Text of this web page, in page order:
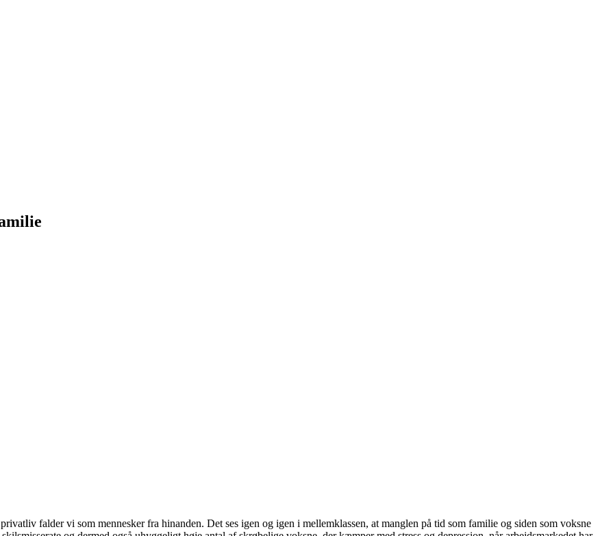
falder vi som mennesker fra hinanden. Det ses igen og igen i mellemklassen, at manglen på tid som familie og siden som voksne